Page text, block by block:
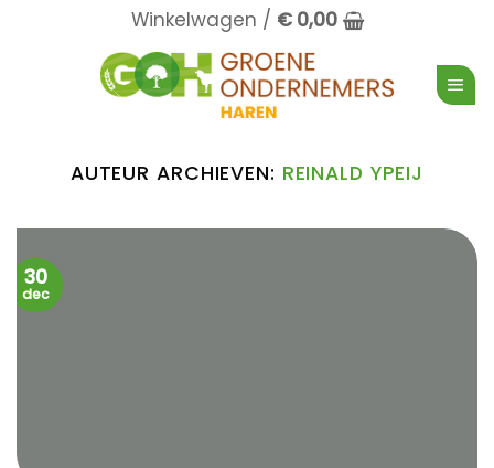
Winkelwagen / €0,00
AUTEUR ARCHIEVEN: REINALD YPEIJ
30
dec